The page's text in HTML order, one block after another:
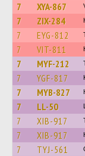
7 XYA-867
7 ZIX-284
7 EYG-812
7 VIT-811
7 MYF-212
7 YGF-817
7 MYB-827
7 LL-50
7 XIB-917
7 XIB-917
7 TYJ-561